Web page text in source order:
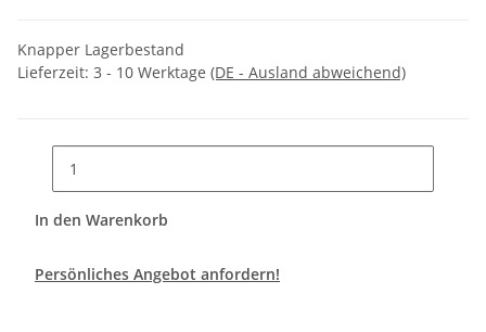
Knapper Lagerbestand
Lieferzeit: 3 - 10 Werktage (DE - Ausland abweichend)
In den Warenkorb
Persönliches Angebot anfordern!